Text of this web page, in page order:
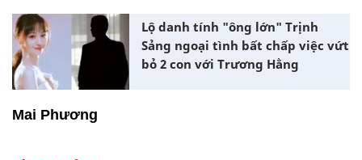
Lộ danh tính "ông lớn" Trịnh
Sảng ngoại tình bất chấp việc vứt
bỏ 2 con với Trương Hằng
Mai Phương